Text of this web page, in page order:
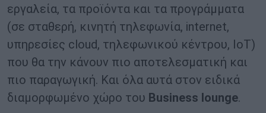
εργαλεία, τα προϊόντα και τα προγράμματα
(σε σταθερή, κινητή τηλεφωνία, internet,
υπηρεσίες cloud, τηλεφωνικού κέντρου, IoT)
που θα την κάνουν πιο αποτελεσματική και
πιο παραγωγική. Και όλα αυτά στον ειδικά
διαμορφωμένο χώρο του Business lounge.